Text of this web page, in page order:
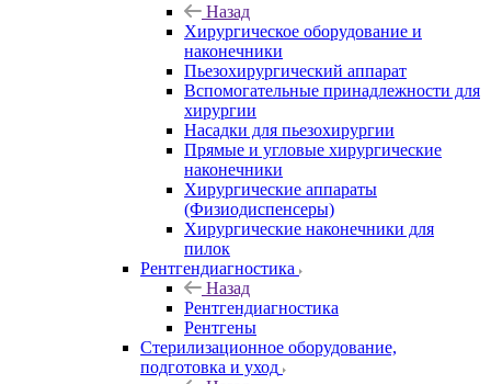
Назад
Хирургическое оборудование и
наконечники
Пьезохирургический аппарат
Вспомогательные принадлежности для
хирургии
Насадки для пьезохирургии
Прямые и угловые хирургические
наконечники
Хирургические аппараты
(Физиодиспенсеры)
Хирургические наконечники для
пилок
Рентгендиагностика
Назад
Рентгендиагностика
Рентгены
Стерилизационное оборудование,
подготовка и уход